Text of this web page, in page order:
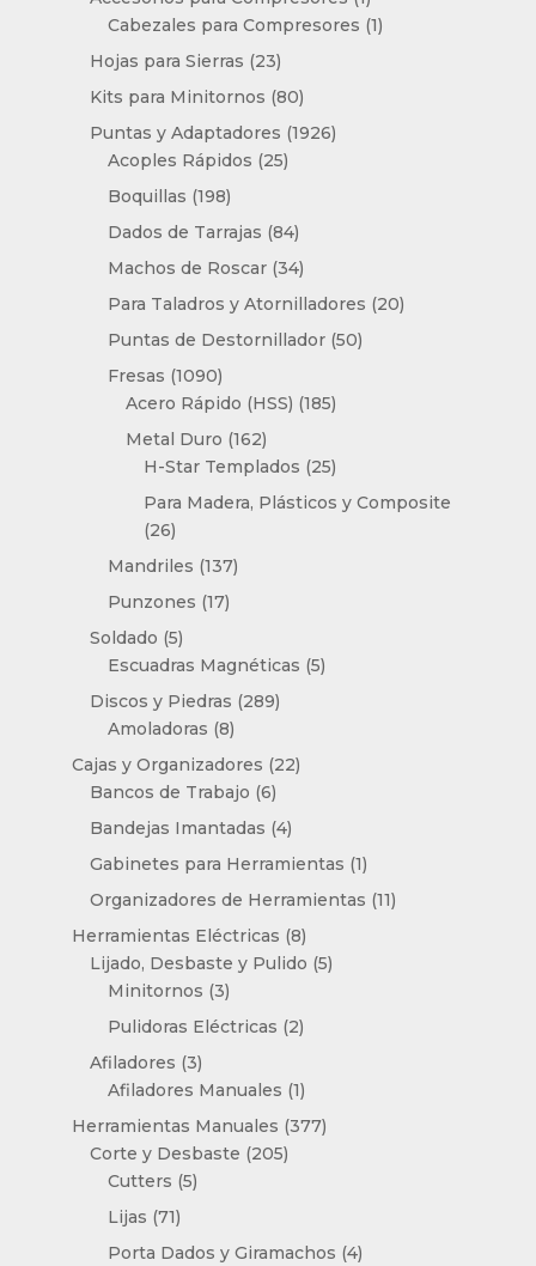
producto
Cabezales para Compresores 11
Hojas para Sierras 2323
productos
Kits para Minitornos 8080
productos
Puntas y Adaptadores 19261926
Acoples Rápidos 2525
Boquillas 198198
productos
Dados de Tarrajas 8484
productos
Machos de Roscar 3434
productos
Para Taladros y Atornilladores 2020
Puntas de Destornillador 5050
Fresas 10901090
productos
Acero Rápido (HSS) 185185
Metal Duro 162162
productos
H-Star Templados 2525
productos
Para Madera, Plásticos y Composite
2626
productos
Mandriles 137137
Punzones 1717
Soldado 55
productos
Escuadras Magnéticas 55
Discos y Piedras 289289
Amoladoras 88
productos
Cajas y Organizadores 2222
Bancos de Trabajo 66
productos
Bandejas Imantadas 44
productos
Gabinetes para Herramientas 11
producto
Organizadores de Herramientas 1111
Herramientas Eléctricas 88
productos
Lijado, Desbaste y Pulido 55
Minitornos 33
productos
Pulidoras Eléctricas 22
Afiladores 33
productos
Afiladores Manuales 11
producto
Herramientas Manuales 377377
Corte y Desbaste 205205
Cutters 55
Lijas 7171
productos
Porta Dados y Giramachos 44